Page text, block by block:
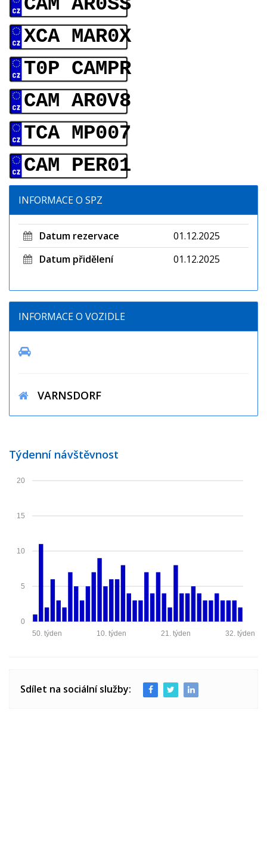
XCA MAR0X
T0P CAMPR
CAM AR0V8
TCA MP007
CAM PER01
INFORMACE O SPZ
Datum rezervace
01.12.2025
Datum přidělení
01.12.2025
INFORMACE O VOZIDLE
VARNSDORF
Týdenní návštěvnost
0
5
10
15
20
32. týden
21. týden
10. týden
50. týden
Sdílet na sociální služby: